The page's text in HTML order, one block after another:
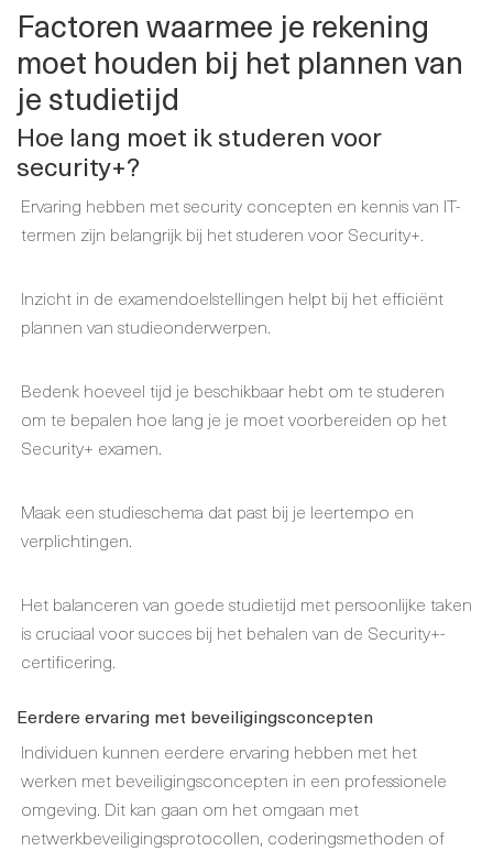
Factoren waarmee je rekening
moet houden bij het plannen van
je studietijd
Hoe lang moet ik studeren voor
security+?
Ervaring hebben met security concepten en kennis van IT-
termen zijn belangrijk bij het studeren voor Security+.
Inzicht in de examendoelstellingen helpt bij het efficiënt
plannen van studieonderwerpen.
Bedenk hoeveel tijd je beschikbaar hebt om te studeren
om te bepalen hoe lang je je moet voorbereiden op het
Security+ examen.
Maak een studieschema dat past bij je leertempo en
verplichtingen.
Het balanceren van goede studietijd met persoonlijke taken
is cruciaal voor succes bij het behalen van de Security+-
certificering.
Eerdere ervaring met beveiligingsconcepten
Individuen kunnen eerdere ervaring hebben met het
werken met beveiligingsconcepten in een professionele
omgeving. Dit kan gaan om het omgaan met
netwerkbeveiligingsprotocollen, coderingsmethoden of